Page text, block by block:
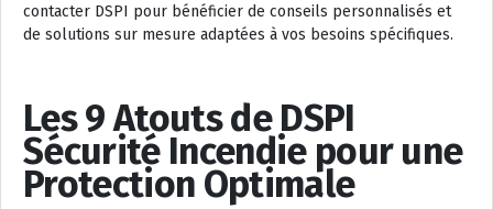
contacter DSPI pour bénéficier de conseils personnalisés et
de solutions sur mesure adaptées à vos besoins spécifiques.
Les 9 Atouts de DSPI
Sécurité Incendie pour une
Protection Optimale